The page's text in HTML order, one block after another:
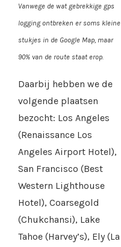
Vanwege de wat gebrekkige gps
logging ontbreken er soms kleine
stukjes in de Google Map, maar
90% van de route staat erop.
Daarbij hebben we de
volgende plaatsen
bezocht: Los Angeles
(Renaissance Los
Angeles Airport Hotel),
San Francisco (Best
Western Lighthouse
Hotel), Coarsegold
(Chukchansi), Lake
Tahoe (Harvey’s), Ely (La